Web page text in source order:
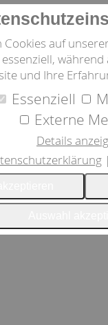
auf
und Ihre
Essenziell
Externe
Details